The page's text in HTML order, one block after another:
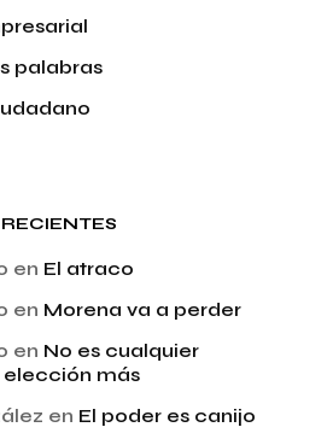
palabras
en El atraco
en Morena va a perder
en No es cualquier
más
en El poder es canijo